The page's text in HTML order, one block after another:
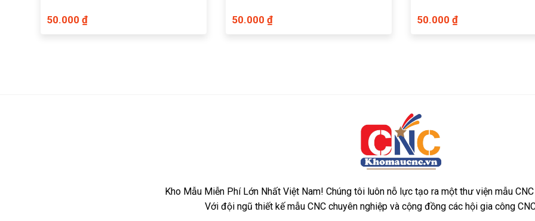
50.000 ₫ 50.000 ₫ 50.000 ₫
Kho Mẫu Miễn Phí Lớn Nhất Việt Nam! Chúng tôi luôn nỗ lực tạo ra một thư viện mẫu
Với đội ngũ thiết kế mẫu CNC chuyên nghiệp và cộng đồng các hội gia công